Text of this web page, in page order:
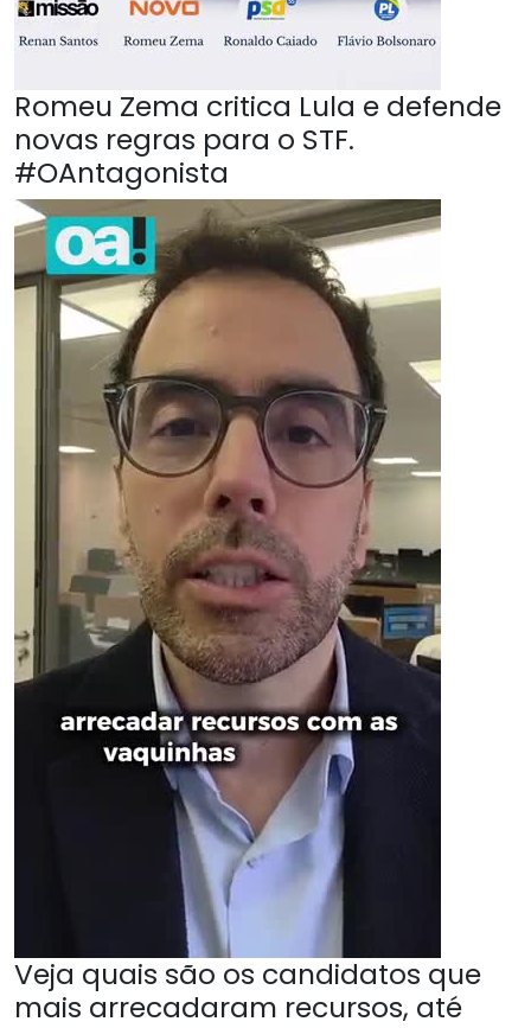
Romeu Zema critica Lula e defende
novas regras para o STF.
#OAntagonista
Veja quais são os candidatos que
mais arrecadaram recursos, até